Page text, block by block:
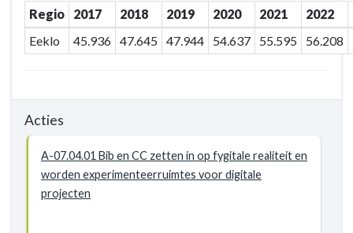
Regio
2017 2018 2019 2020 2021 2022
Eeklo
45.936 47.645 47.944 54.637 55.595 56.208
Acties
A-07.04.01 Bib en CC zetten in op fygitale realiteit en
worden experimenteerruimtes voor digitale
projecten